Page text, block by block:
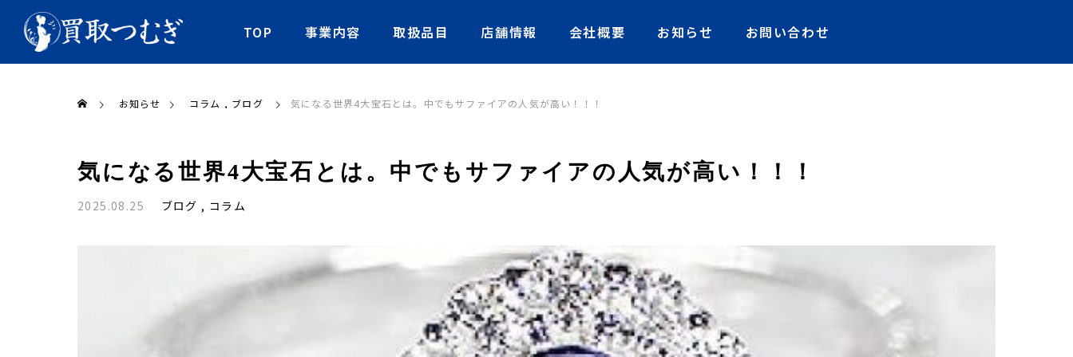
TOP 事業内容 取扱品目 店舗情報 会社概要 お知らせ お問い合わせ
お知らせ コラム ブログ 気になる世界4大宝石とは。中でもサファイアの人気が高い！！！
気になる世界4大宝石とは。中でもサファイアの人気が高い！！！
2025.08.25 ブログ コラム